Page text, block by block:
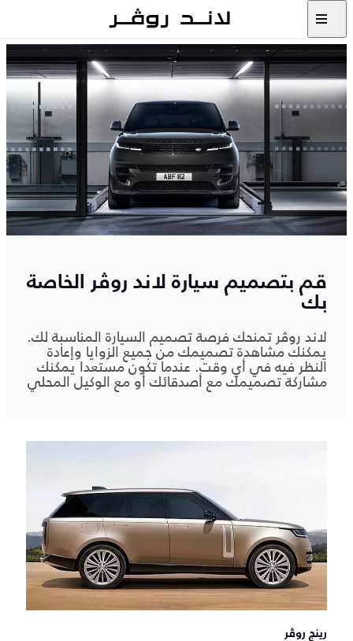
قم بتصميم سيارة لاند روڤر الخاصة
بك
لاند روڤر تمنحك فرصة تصميم السيارة المناسبة لك.
يمكنك مشاهدة تصميمك من جميع الزوايا وإعادة
النظر فيه في أي وقت. عندما تكون مستعدا يمكنك
مشاركة تصميمك مع أصدقائك أو مع الوكيل المحلي
رينج روڤر